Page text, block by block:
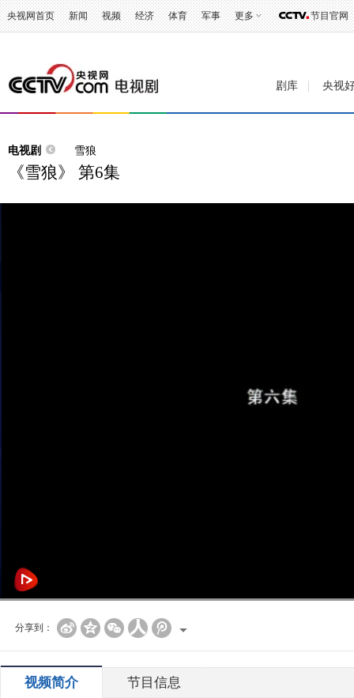
央视网首页 新闻 视频 经济 体育 军事 更多 节目官网
剧库 央视
电视剧 雪狼
《雪狼》 第6集
分享到：
视频简介 节目信息